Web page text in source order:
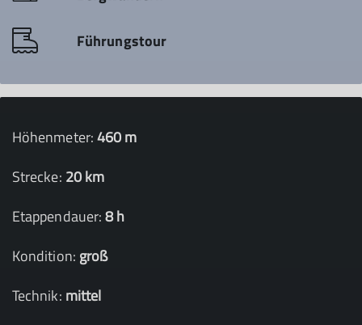
Führungstour
Höhenmeter:460 m
Strecke: 20 km
Etappendauer:8 h
Kondition: groß
Technik: mittel